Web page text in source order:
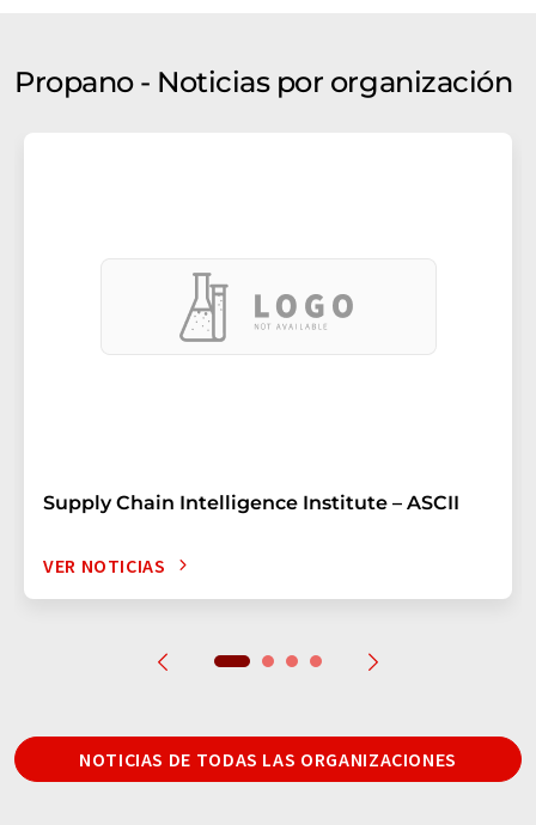
Propano - Noticias por organización
Supply Chain Intelligence Institute – ASCII
VER NOTICIAS
NOTICIAS DE TODAS LAS ORGANIZACIONES